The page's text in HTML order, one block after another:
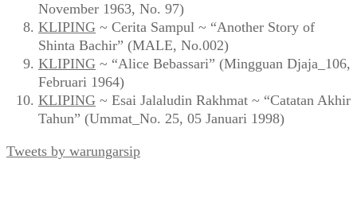
November 1963, No. 97)
KLIPING ~ Cerita Sampul ~ “Another Story of
Shinta Bachir” (MALE, No.002)
KLIPING ~ “Alice Bebassari” (Mingguan Djaja_106,
Februari 1964)
KLIPING ~ Esai Jalaludin Rakhmat ~ “Catatan Akhir
Tahun” (Ummat_No. 25, 05 Januari 1998)
Tweets by warungarsip